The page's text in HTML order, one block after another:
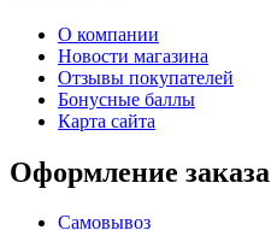
О компании
Новости магазина
Отзывы покупателей
Бонусные баллы
Карта сайта
Оформление заказа
Самовывоз